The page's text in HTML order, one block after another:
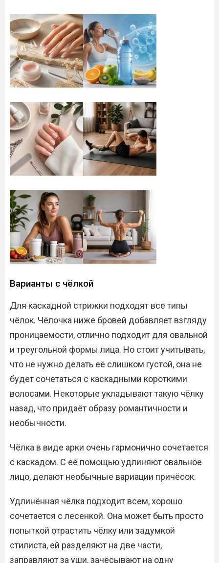
Варианты с чёлкой
Для каскадной стрижки подходят все типы
чёлок. Чёлочка ниже бровей добавляет взгляду
проницаемости, отлично подходит для овальной
и треугольной формы лица. Но стоит учитывать,
что не нужно делать её слишком густой, она не
будет сочетаться с каскадными короткими
волосами. Некоторые укладывают такую чёлку
назад, что придаёт образу романтичности и
необычности.
Чёлка в виде арки очень гармонично сочетается
с каскадом. С её помощью удлиняют овальное
лицо, делают необычные вариации причёсок.
Удлинённая чёлка подходит всем, хорошо
сочетается с лесенкой. Она может быть просто
попыткой отрастить чёлку или задумкой
стилиста, ей разделяют на две части,
заправляют за уши, зачёсывают на одну